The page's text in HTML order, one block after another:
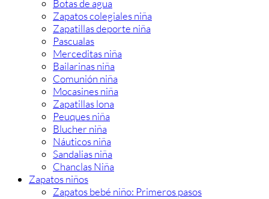
Botas de agua
Zapatos colegiales niña
Zapatillas deporte niña
Pascualas
Merceditas niña
Bailarinas niña
Comunión niña
Mocasines niña
Zapatillas lona
Peuques niña
Blucher niña
Náuticos niña
Sandalias niña
Chanclas Niña
Zapatos niños
Zapatos bebé niño: Primeros pasos